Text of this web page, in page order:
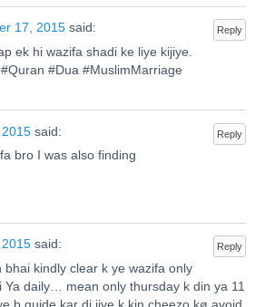
Reply
17, 2015 said:
ek hi wazifa shadi ke liye kijiye.
#Dua #MuslimMarriage
Reply
said:
bro I was also finding
Reply
said:
bhai kindly clear k ye wazifa only
Ya daily… mean only thursday k din ya 11